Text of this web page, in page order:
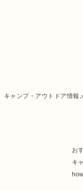
キャンプ・アウトドア情報
お
キ